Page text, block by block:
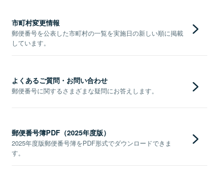
市町村変更情報
郵便番号を公表した市町村の一覧を実施日の新しい順に掲載
しています。
よくあるご質問・お問い合わせ
郵便番号に関するさまざまな疑問にお答えします。
郵便番号簿PDF（2025年度版）
2025年度版郵便番号簿をPDF形式でダウンロードできま
す。